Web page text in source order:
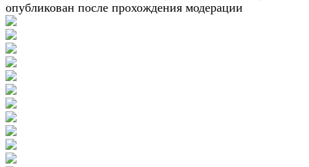
опубликован после прохождения модерации